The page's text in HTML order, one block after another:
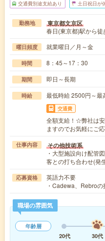
交通費別途支給あり 土日祝日が
勤務地 東京都文京区
春日(東京都)駅から徒
曜日頻度 就業曜日／月～金
時間 8：45～17：30
期間 即日～長期
時給 最低時給 2500円～最
交通費
全額支給！☆弊社は
ますのでお気軽にご応
仕事内容 その他技術系
・大型施設向け配管
客との打ち合わせ(発
応募資格
英語力不要
・Cadewa、Rebro
職場の雰囲気
年齢層
20代
30代